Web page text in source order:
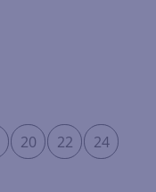
20 22 24